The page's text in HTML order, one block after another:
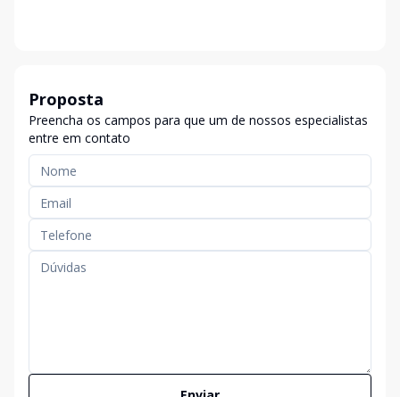
Proposta
Preencha os campos para que um de nossos especialistas
entre em contato